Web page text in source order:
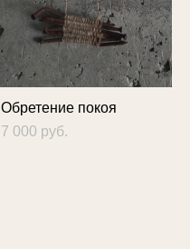
Обретение покоя
7 000 pуб.